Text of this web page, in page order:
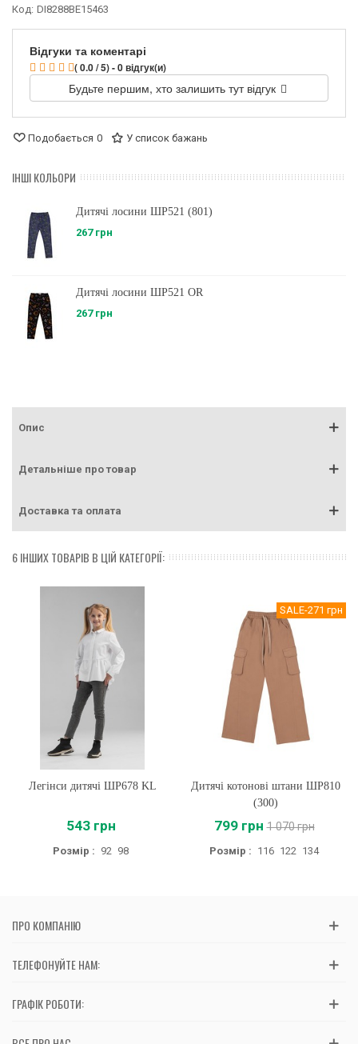
Код: DI8288BE15463
Відгуки та коментарі
( 0.0 / 5) - 0 відгук(и)
Будьте першим, хто залишить тут відгук
Подобається 0 У список бажань
ІНШІ КОЛЬОРИ
Дитячі лосини ШР521 (801)
267 грн
Дитячі лосини ШР521 OR
267 грн
Опис
Детальніше про товар
Доставка та оплата
6 ІНШИХ ТОВАРІВ В ЦІЙ КАТЕГОРІЇ:
Легінси дитячі ШР678 KL
543 грн
Розмір : 92 98
SALE-271 грн
Дитячі котонові штани ШР810
(300)
799 грн 1 070 грн
Розмір : 116 122 134
ПРО КОМПАНІЮ
ТЕЛЕФОНУЙТЕ НАМ:
ГРАФІК РОБОТИ: